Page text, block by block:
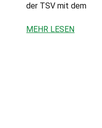
der TSV mit dem
MEHR LESEN